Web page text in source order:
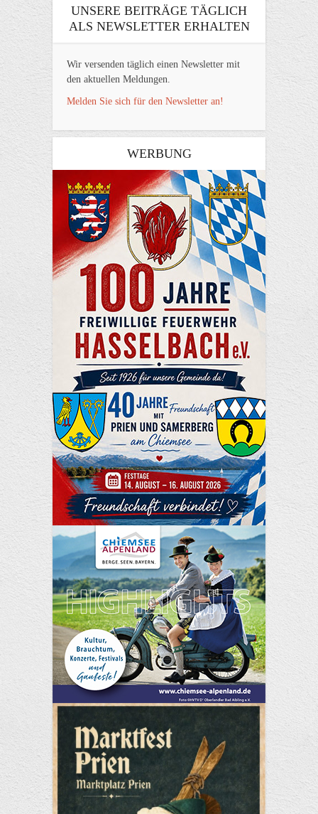
UNSERE BEITRÄGE TÄGLICH
ALS NEWSLETTER ERHALTEN
Wir versenden täglich einen Newsletter mit
den aktuellen Meldungen.
Melden Sie sich für den Newsletter an!
WERBUNG